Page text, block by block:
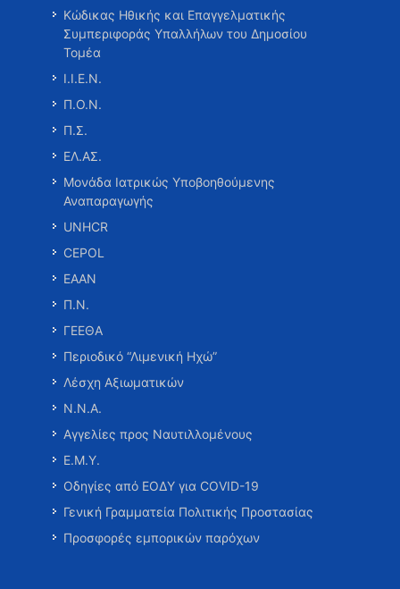
Κώδικας Ηθικής και Επαγγελματικής
Συμπεριφοράς Υπαλλήλων του Δημοσίου
Τομέα
Ι.Ι.Ε.Ν.
Π.Ο.Ν.
Π.Σ.
ΕΛ.ΑΣ.
Μονάδα Ιατρικώς Υποβοηθούμενης
Αναπαραγωγής
UNHCR
CEPOL
ΕΑΑΝ
Π.Ν.
ΓΕΕΘΑ
Περιοδικό “Λιμενική Ηχώ”
Λέσχη Αξιωματικών
Ν.Ν.Α.
Αγγελίες προς Ναυτιλλομένους
Ε.Μ.Υ.
Οδηγίες από ΕΟΔΥ για COVID-19
Γενική Γραμματεία Πολιτικής Προστασίας
Προσφορές εμπορικών παρόχων